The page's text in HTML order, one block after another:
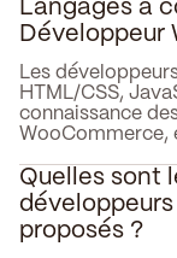
Langages à
Développeur
Les
HTML/CSS,
connaissance
WooCommerce,
Quelles sont
proposés ?